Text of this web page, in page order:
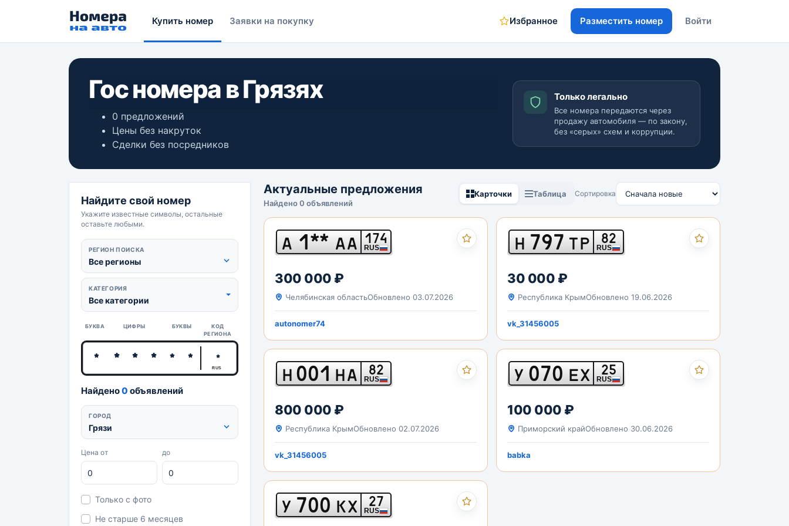
Купить номер Заявки на покупку Избранное Разместить номер Войти
Гос номера в Грязях
0 предложений
Цены без накруток
Сделки без посредников
Только легально
Все номера передаются через
продажу автомобиля — по закону,
без «серых» схем и коррупции.
Найдите свой номер
Укажите известные символы, остальные
оставьте любыми.
РЕГИОН ПОИСКА
Все регионы
КАТЕГОРИЯ
Все категории
БУКВА ЦИФРЫ БУКВЫ
КОД
РЕГИОНА
RUS
Найдено0 объявлений
ГОРОД
Грязи
Цена от до
Только с фото
Не старше 6 месяцев
Актуальные предложения
Найдено 0 объявлений
Карточки Таблица Сортировка
А 1** АА 174
RUS
300 000 ₽
Челябинская областьОбновлено 03.07.2026
autonomer74
Н 797 ТР 82
RUS
30 000 ₽
Республика КрымОбновлено 19.06.2026
vk_31456005
Н 001 НА 82
RUS
800 000 ₽
Республика КрымОбновлено 02.07.2026
vk_31456005
У 070 ЕХ 25
RUS
100 000 ₽
Приморский крайОбновлено 30.06.2026
babka
У 700 КХ 27
RUS